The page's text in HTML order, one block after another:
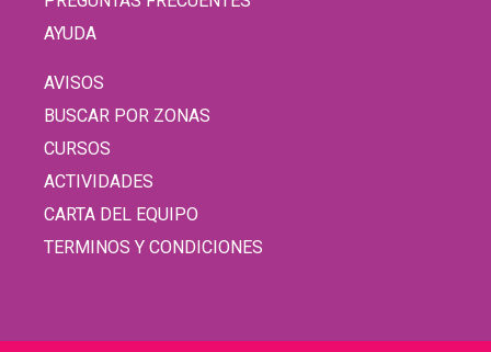
AYUDA
AVISOS
BUSCAR POR ZONAS
CURSOS
ACTIVIDADES
CARTA DEL EQUIPO
TERMINOS Y CONDICIONES